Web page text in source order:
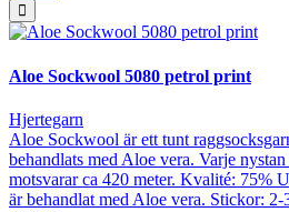
Aloe Sockwool 5080 petrol print
Hjertegarn
Aloe Sockwool är ett tunt
behandlats med Aloe vera. Varje
motsvarar ca 420 meter. Kvalité: 75%
är behandlat med Aloe vera. Stickor: